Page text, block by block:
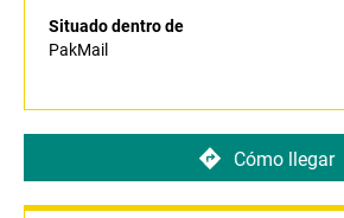
Situado dentro de
PakMail
Cómo llegar